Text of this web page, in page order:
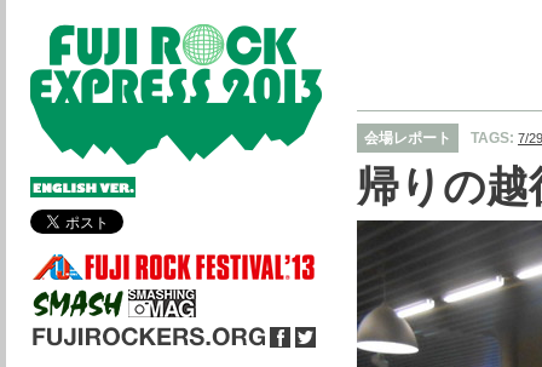
会場レポート TAGS: 7/
帰りの越